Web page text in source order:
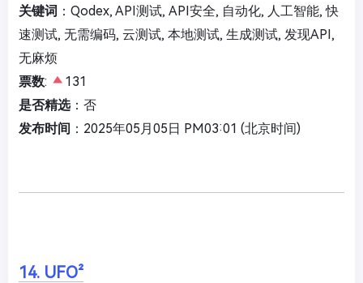
关键词 ：Qodex, API测试, API安全, 自动化, 人工智能, 快
速测试, 无需编码, 云测试, 本地测试, 生成测试, 发现API,
无麻烦
票数:
131
是否精选：否
发布时间 ：2025年05月05日 PM03:01 (北京时间)
14. UFO²